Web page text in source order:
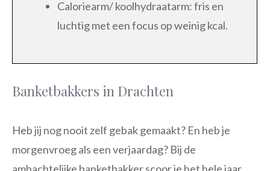
Caloriearm/ koolhydraatarm: fris en
luchtig met een focus op weinig kcal.
Banketbakkers in Drachten
Heb jij nog nooit zelf gebak gemaakt? En heb je
morgenvroeg als een verjaardag? Bij de